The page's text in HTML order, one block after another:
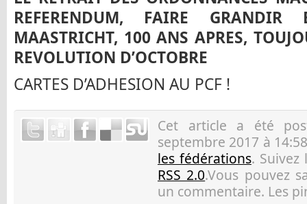
REFERENDUM, FAIRE
MAASTRICHT, 100 ANS APRES,
REVOLUTION D’OCTOBRE
CARTES D’ADHESION AU PCF !
Cet article a été
septembre 2017 à
les fédérations. Suivez
RSS 2.0.Vous pouvez
un commentaire. Les